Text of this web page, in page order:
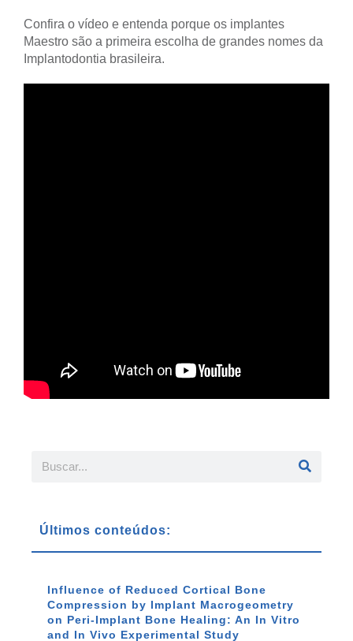
Confira o vídeo e entenda porque os implantes
Maestro são a primeira escolha de grandes nomes da
Implantodontia brasileira.
Últimos conteúdos:
Influence of Reduced Cortical Bone
Compression by Implant Macrogeometry
on Peri-Implant Bone Healing: An In Vitro
and In Vivo Experimental Study